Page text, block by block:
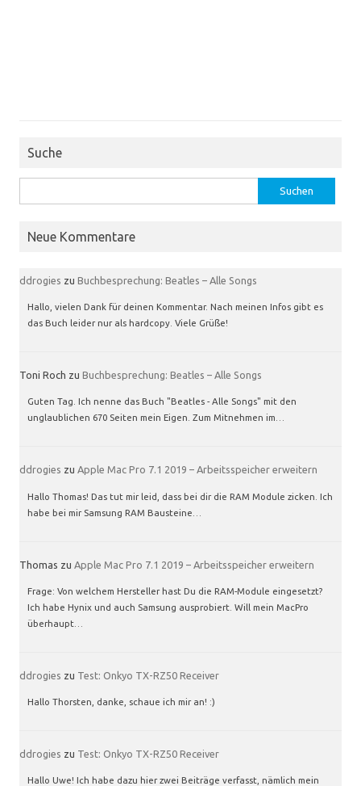
Suche
nach:
Neue Kommentare
ddrogies zu Buchbesprechung: Beatles – Alle Songs
Hallo, vielen Dank für deinen Kommentar. Nach meinen Infos gibt es
das Buch leider nur als hardcopy. Viele Grüße!
Toni Roch zu Buchbesprechung: Beatles – Alle Songs
Guten Tag. Ich nenne das Buch "Beatles - Alle Songs" mit den
unglaublichen 670 Seiten mein Eigen. Zum Mitnehmen im…
ddrogies zu Apple Mac Pro 7.1 2019 – Arbeitsspeicher erweitern
Hallo Thomas! Das tut mir leid, dass bei dir die RAM Module zicken. Ich
habe bei mir Samsung RAM Bausteine…
Thomas zu Apple Mac Pro 7.1 2019 – Arbeitsspeicher erweitern
Frage: Von welchem Hersteller hast Du die RAM-Module eingesetzt?
Ich habe Hynix und auch Samsung ausprobiert. Will mein MacPro
überhaupt…
ddrogies zu Test: Onkyo TX-RZ50 Receiver
Hallo Thorsten, danke, schaue ich mir an! :)
ddrogies zu Test: Onkyo TX-RZ50 Receiver
Hallo Uwe! Ich habe dazu hier zwei Beiträge verfasst, nämlich mein